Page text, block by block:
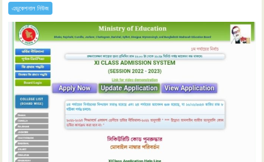
এডুকেশনাল নিউজ